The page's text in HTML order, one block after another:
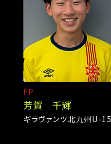
FP
芳賀 千輝
ギラヴァンツ北九州U-15